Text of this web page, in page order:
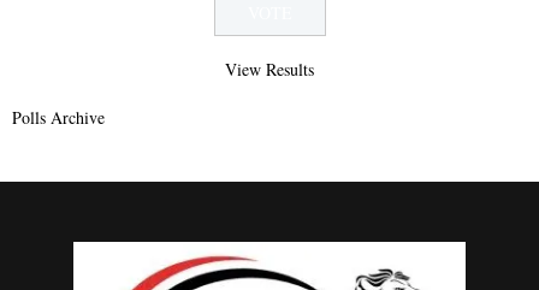
View Results
Polls Archive